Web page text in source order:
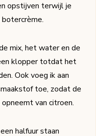
opstijven terwijl je
mix, het water en de
klopper totdat het
Ook voeg ik aan
toe, zodat de
van citroen.
halfuur staan